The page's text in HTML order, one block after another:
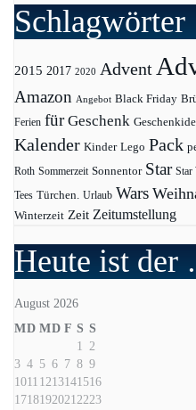
Schlagwörter
2015 2017 2020 Advent
Amazon Angebot Black Friday
Ferien für Geschenk
Kalender Kinder Lego Pack
Roth Sommerzeit Sonnentor Star Star
Tees Türchen. Urlaub Wars
Winterzeit Zeit Zeitumstellung
Heute ist
August 2026
MD MD F S S
1 2
3 4 5 6 7 8 9
1011 1213141516
17181920212223